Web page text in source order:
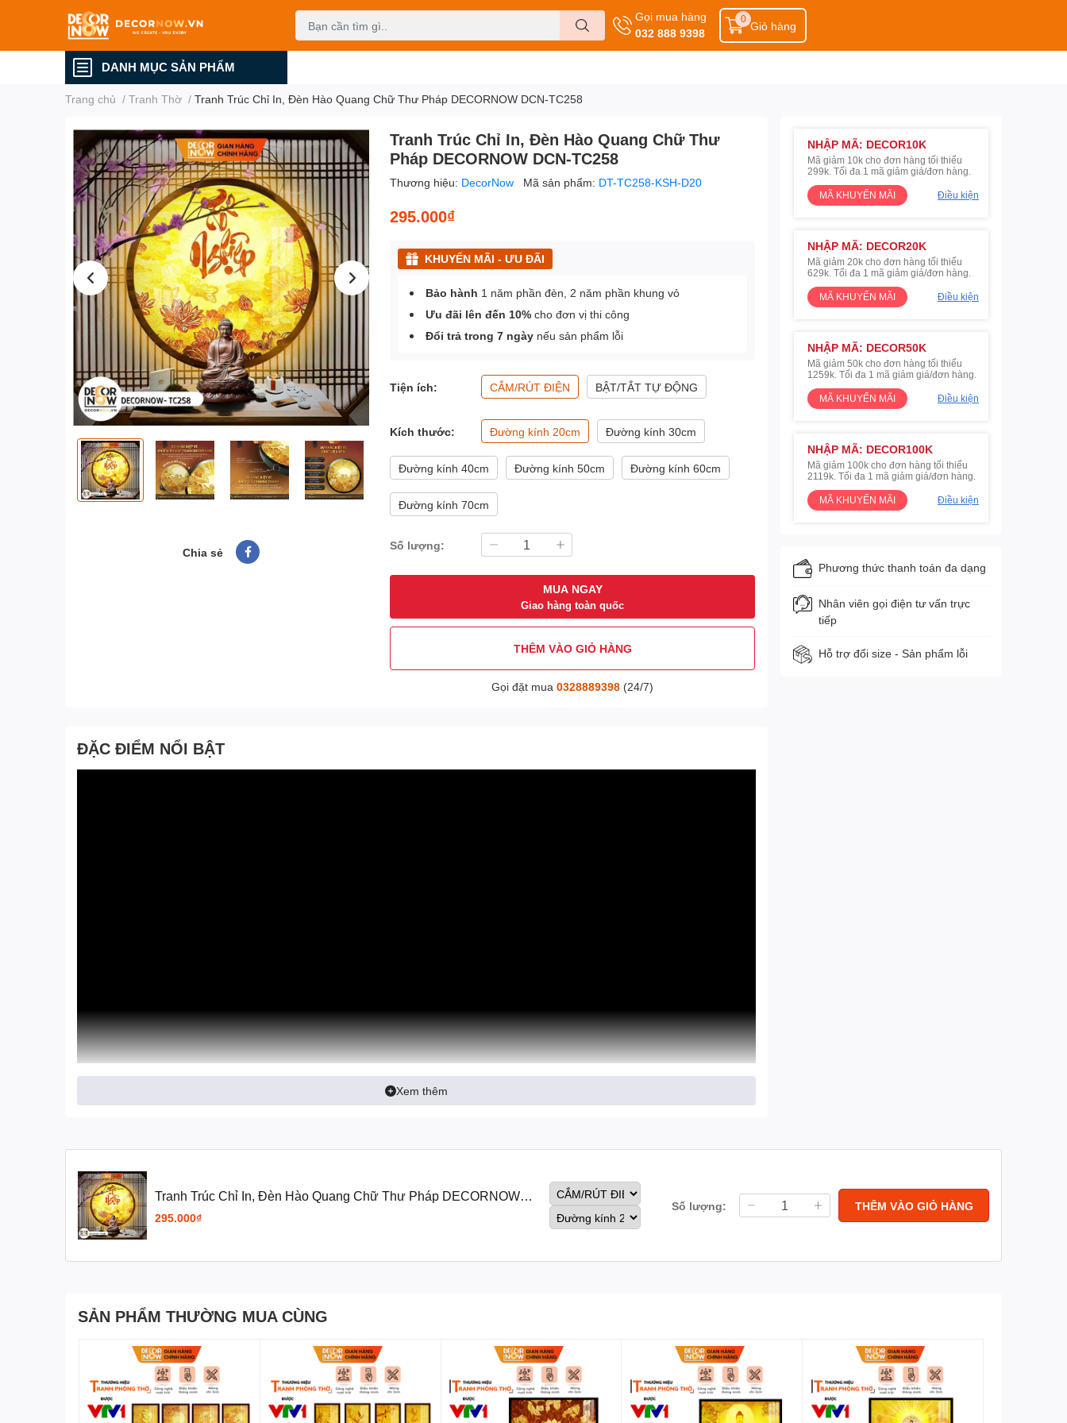
Gọi mua hàng
032 888 9398
Giỏ hàng
0
DANH MỤC SẢN PHẨM
Trang chủ / Tranh Thờ / Tranh Trúc Chỉ In, Đèn Hào Quang Chữ Thư Pháp DECORNOW DCN-TC258
Chia sẻ
Tranh Trúc Chỉ In, Đèn Hào Quang Chữ Thư
Pháp DECORNOW DCN-TC258
Thương hiệu: DecorNow Mã sản phẩm: DT-TC258-KSH-D20
295.000₫
KHUYẾN MÃI - ƯU ĐÃI
Bảo hành 1 năm phần đèn, 2 năm phần khung vỏ
Ưu đãi lên đến 10%cho đơn vị thi công
Đổi trả trong 7 ngày nếu sản phẩm lỗi
Tiện ích: CẮM/RÚT ĐIỆN BẬT/TẮT TỰ ĐỘNG
Kích thước: Đường kính 20cm Đường kính 30cm
Đường kính 40cm Đường kính 50cm Đường kính 60cm
Đường kính 70cm
Số lượng:
MUA NGAY
Giao hàng toàn quốc
THÊM VÀO GIỎ HÀNG
Gọi đặt mua0328889398 (24/7)
NHẬP MÃ: DECOR10K
Mã giảm 10k cho đơn hàng tối thiểu
299k. Tối đa 1 mã giảm giá/đơn hàng.
MÃ KHUYẾN MÃI
Điều kiện
NHẬP MÃ: DECOR20K
Mã giảm 20k cho đơn hàng tối thiểu
629k. Tối đa 1 mã giảm giá/đơn hàng.
MÃ KHUYẾN MÃI
Điều kiện
NHẬP MÃ: DECOR50K
Mã giảm 50k cho đơn hàng tối thiểu
1259k. Tối đa 1 mã giảm giá/đơn hàng.
MÃ KHUYẾN MÃI
Điều kiện
NHẬP MÃ: DECOR100K
Mã giảm 100k cho đơn hàng tối thiểu
2119k. Tối đa 1 mã giảm giá/đơn hàng.
MÃ KHUYẾN MÃI
Điều kiện
Phương thức thanh toán đa dạng
Nhân viên gọi điện tư vấn trực
tiếp
Hỗ trợ đổi size - Sản phẩm lỗi
ĐẶC ĐIỂM NỔI BẬT
Xem thêm
Tranh Trúc Chỉ In, Đèn Hào Quang Chữ Thư Pháp DECORNOW
DCN-TC258
295.000₫
Số lượng: THÊM VÀO GIỎ HÀNG
SẢN PHẨM THƯỜNG MUA CÙNG